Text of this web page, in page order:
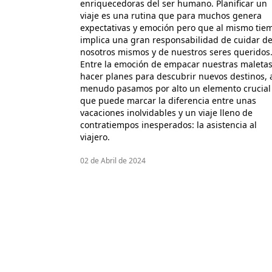
enriquecedoras del ser humano. Planificar un
viaje es una rutina que para muchos genera
expectativas y emoción pero que al mismo
implica una gran responsabilidad de cuidar de
nosotros mismos y de nuestros seres queridos.
Entre la emoción de empacar nuestras
hacer planes para descubrir nuevos destinos,
menudo pasamos por alto un elemento crucial
que puede marcar la diferencia entre unas
vacaciones inolvidables y un viaje lleno de
contratiempos inesperados: la asistencia al
viajero.
02 de Abril de 2024